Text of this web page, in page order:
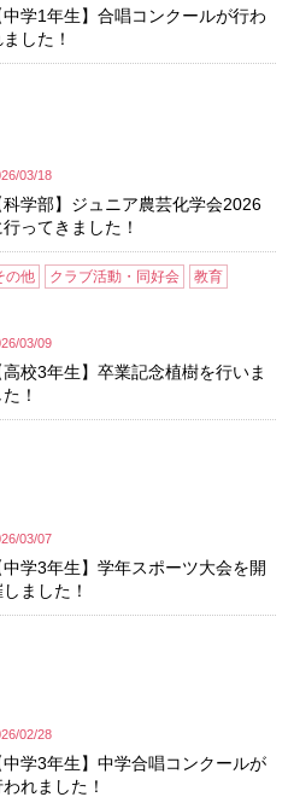
中学1年生】合唱コンクールが行わ
した！
03/18
科学部】ジュニア農芸化学会2026
行ってきました！
の他 クラブ活動・同好会 教育
03/09
高校3年生】卒業記念植樹を行いま
た！
03/07
中学3年生】学年スポーツ大会を開
ました！
02/28
中学3年生】中学合唱コンクールが
れました！